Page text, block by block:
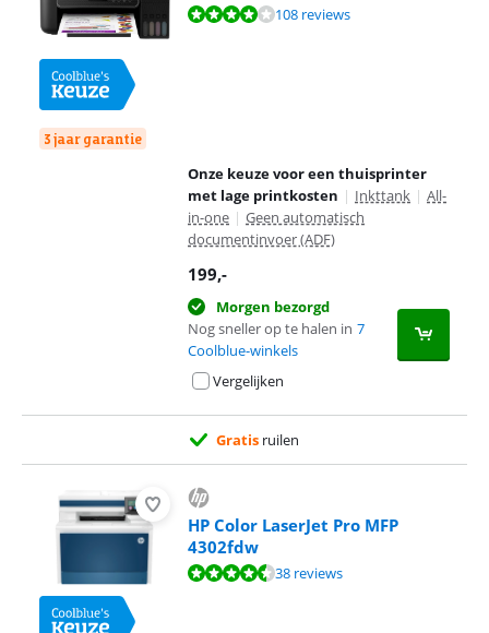
3 jaar garantie
Beoordeling is 8,1 van de 10, gebaseerd op 108 reviews.
108 reviews
Onze keuze voor een thuisprinter
met lage printkosten | Inkttank | All-
in-one | Geen automatisch
documentinvoer (ADF)
199,-
Morgen bezorgd
Nog sneller op te halen in 7
Coolblue-winkels
Vergelijken
Gratis ruilen
HP Color LaserJet Pro MFP
4302fdw
Beoordeling is 8,7 van de 10, gebaseerd op 38 reviews.
38 reviews